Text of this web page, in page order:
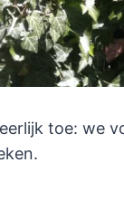
toe: we